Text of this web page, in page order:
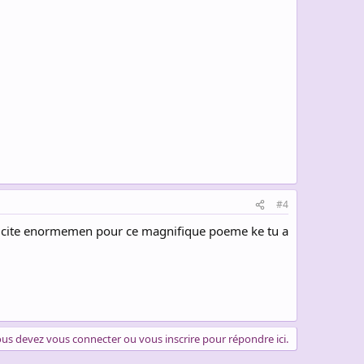
#4
enormemen pour ce magnifique poeme ke tu a
devez vous connecter ou vous inscrire pour répondre ici.